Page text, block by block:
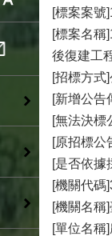
[標案案號
[標案名稱
後復建工
[招標方式
[新增公告
[無法決標
[原招標公
[是否依據
[機關代碼
[機關名稱
[單位名稱